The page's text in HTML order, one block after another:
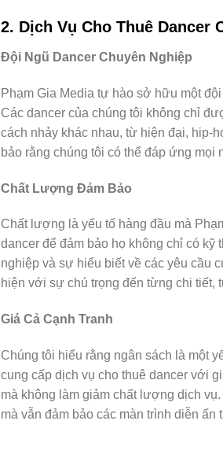
2. Dịch Vụ Cho Thuê Dancer
Đội Ngũ Dancer Chuyên Nghiệp
Phạm Gia Media tự hào sở hữu một
Các dancer của chúng tôi không chỉ
cách nhảy khác nhau, từ hiện đại, hip-
bảo rằng chúng tôi có thể đáp ứng mọi
Chất Lượng Đảm Bảo
Chất lượng là yếu tố hàng đầu mà
dancer để đảm bảo họ không chỉ có kỹ
nghiệp và sự hiểu biết về các yêu cầu
hiện với sự chú trọng đến từng chi tiết,
Giá Cả Cạnh Tranh
Chúng tôi hiểu rằng ngân sách là một
cung cấp dịch vụ cho thuê dancer với
mà không làm giảm chất lượng dịch
mà vẫn đảm bảo các màn trình diễn